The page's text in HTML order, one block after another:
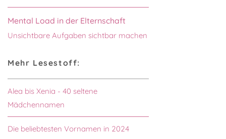
Mental Load in der Elternschaft
Unsichtbare Aufgaben sichtbar machen
Mehr Lesestoff:
Alea bis Xenia - 40 seltene
Mädchennamen
Die beliebtesten Vornamen in 2024